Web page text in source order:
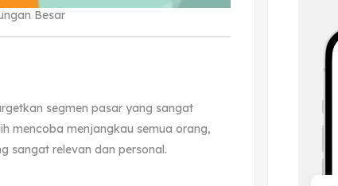
Besar
segmen pasar yang sangat
mencoba menjangkau semua orang,
sangat relevan dan personal.